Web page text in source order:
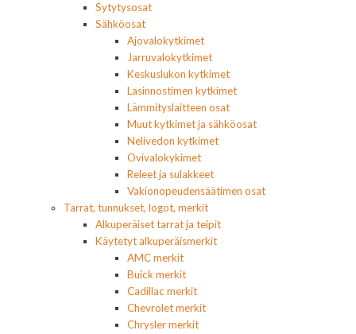
Sytytysosat
Sähköosat
Ajovalokytkimet
Jarruvalokytkimet
Keskuslukon kytkimet
Lasinnostimen kytkimet
Lämmityslaitteen osat
Muut kytkimet ja sähköosat
Nelivedon kytkimet
Ovivalokykimet
Releet ja sulakkeet
Vakionopeudensäätimen osat
Tarrat, tunnukset, logot, merkit
Alkuperäiset tarrat ja teipit
Käytetyt alkuperäismerkit
AMC merkit
Buick merkit
Cadillac merkit
Chevrolet merkit
Chrysler merkit